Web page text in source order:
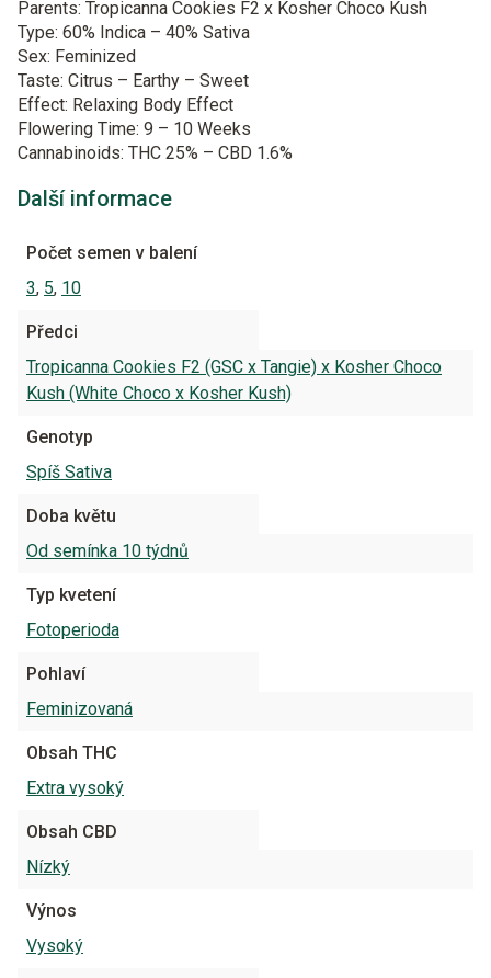
Parents: Tropicanna Cookies F2 x Kosher Choco Kush
Type: 60% Indica – 40% Sativa
Sex: Feminized
Taste: Citrus – Earthy – Sweet
Effect: Relaxing Body Effect
Flowering Time: 9 – 10 Weeks
Cannabinoids: THC 25% – CBD 1.6%
Další informace
Počet semen v balení
3, 5, 10
Předci
Tropicanna Cookies F2 (GSC x Tangie) x Kosher Choco
Kush (White Choco x Kosher Kush)
Genotyp
Spíš Sativa
Doba květu
Od semínka 10 týdnů
Typ kvetení
Fotoperioda
Pohlaví
Feminizovaná
Obsah THC
Extra vysoký
Obsah CBD
Nízký
Výnos
Vysoký